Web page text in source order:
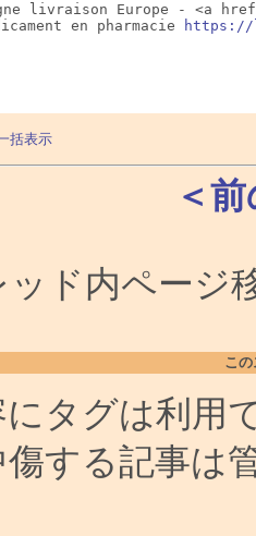
livraison Europe - <a
en pharmacie
https://
括表示
＜
ッド内ページ
こ
にタグは利用
する記事は